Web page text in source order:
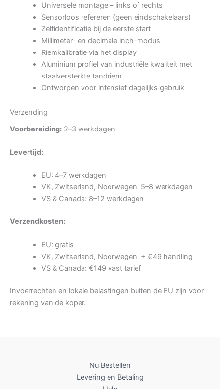
Universele montage – links of rechts
Sensorloos refereren (geen eindschakelaars)
Zelfidentificatie bij de eerste start
Millimeter- en decimale inch-modus
Riemkalibratie via het display
Aluminium profiel van industriële kwaliteit met
staalversterkte tandriem
Ontworpen voor intensief dagelijks gebruik
Verzending
Voorbereiding: 2–3 werkdagen
Levertijd:
EU: 4–7 werkdagen
VK, Zwitserland, Noorwegen: 5–8 werkdagen
VS & Canada: 8–12 werkdagen
Verzendkosten:
EU: gratis
VK, Zwitserland, Noorwegen: + €49 handling
VS & Canada: €149 vast tarief
Invoerrechten en lokale belastingen buiten de EU zijn voor
rekening van de koper.
Nu Bestellen
Levering en Betaling